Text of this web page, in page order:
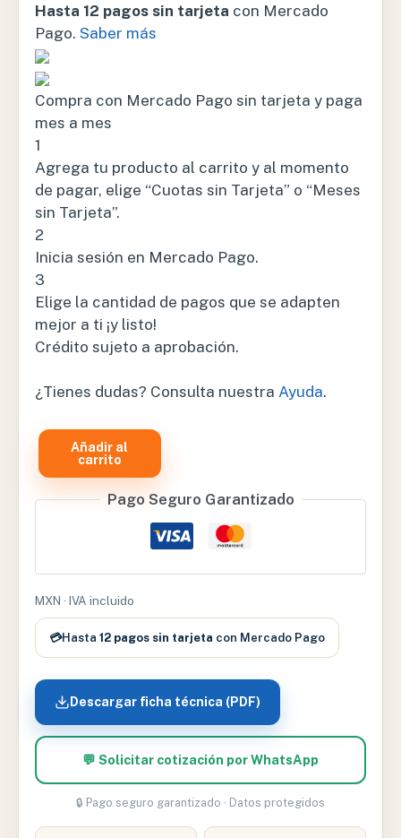
Hasta 12 pagos sin tarjeta con Mercado
Pago. Saber más
Compra con Mercado Pago sin tarjeta y paga
mes a mes
1
Agrega tu producto al carrito y al momento
de pagar, elige “Cuotas sin Tarjeta” o “Meses
sin Tarjeta”.
2
Inicia sesión en Mercado Pago.
3
Elige la cantidad de pagos que se adapten
mejor a ti ¡y listo!
Crédito sujeto a aprobación.
¿Tienes dudas? Consulta nuestra Ayuda.
CARRO
MOD.
cantidad
Añadir al
carrito
Pago Seguro Garantizado
MXN · IVA incluido
💳Hasta 12 pagos sin tarjeta con Mercado Pago
Descargar ficha técnica (PDF)
💬 Solicitar cotización por WhatsApp
🔒 Pago seguro garantizado · Datos protegidos